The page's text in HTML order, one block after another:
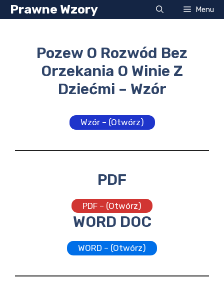
Przejdź
do
Prawne Wzory Menu
Pozew O Rozwód Bez
Orzekania O Winie Z
Dziećmi – Wzór
Wzór – (Otwórz)
PDF
PDF – (Otwórz)
WORD DOC
WORD – (Otwórz)